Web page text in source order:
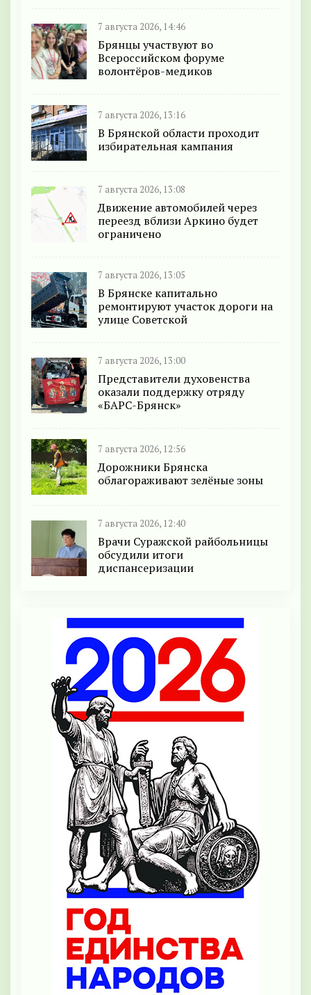
7 августа 2026, 14:46
Брянцы участвуют во
Всероссийском форуме
волонтёров-медиков
7 августа 2026, 13:16
В Брянской области проходит
избирательная кампания
7 августа 2026, 13:08
Движение автомобилей через
переезд вблизи Аркино будет
ограничено
7 августа 2026, 13:05
В Брянске капитально
ремонтируют участок дороги на
улице Советской
7 августа 2026, 13:00
Представители духовенства
оказали поддержку отряду
«БАРС-Брянск»
7 августа 2026, 12:56
Дорожники Брянска
облагораживают зелёные зоны
7 августа 2026, 12:40
Врачи Суражской райбольницы
обсудили итоги
диспансеризации